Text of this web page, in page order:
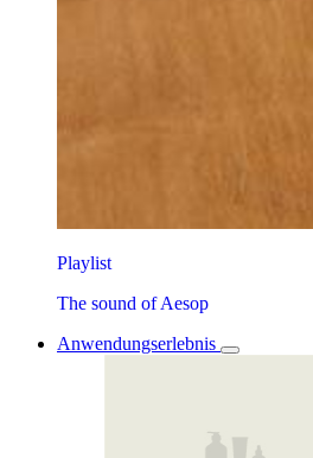
Playlist
The sound of Aesop
Anwendungserlebnis